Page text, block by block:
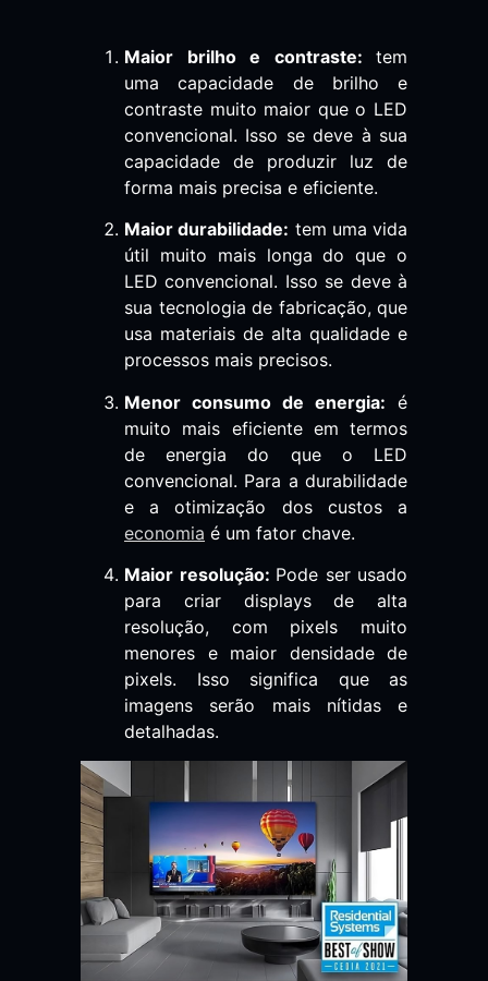
Maior brilho e contraste: tem
uma capacidade de brilho e
contraste muito maior que o LED
convencional. Isso se deve à sua
capacidade de produzir luz de
forma mais precisa e eficiente.
Maior durabilidade: tem uma vida
útil muito mais longa do que o
LED convencional. Isso se deve à
sua tecnologia de fabricação, que
usa materiais de alta qualidade e
processos mais precisos.
Menor consumo de energia: é
muito mais eficiente em termos
de energia do que o LED
convencional. Para a durabilidade
e a otimização dos custos a
economia é um fator chave.
Maior resolução: Pode ser usado
para criar displays de alta
resolução, com pixels muito
menores e maior densidade de
pixels. Isso significa que as
imagens serão mais nítidas e
detalhadas.